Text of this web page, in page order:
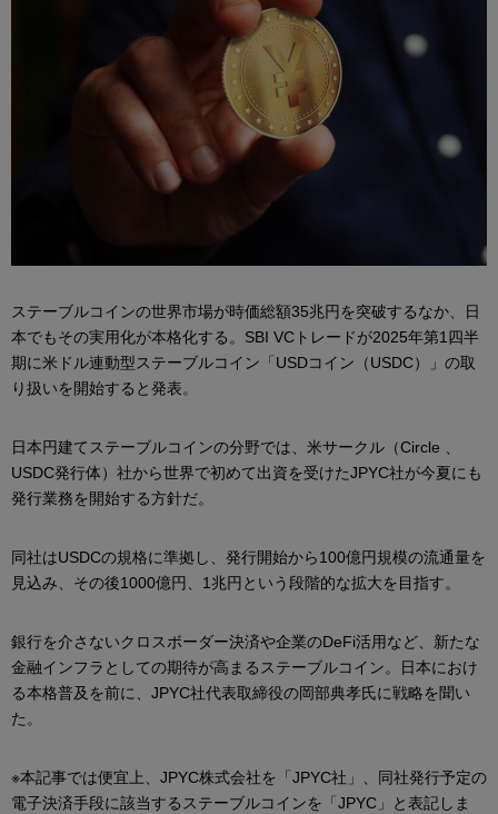
ステーブルコインの世界市場が時価総額35兆円を突破するなか、日
本でもその実用化が本格化する。SBI VCトレードが2025年第1四半
期に米ドル連動型ステーブルコイン「USDコイン（USDC）」の取
り扱いを開始すると発表。
日本円建てステーブルコインの分野では、米サークル（Circle 、
USDC発行体）社から世界で初めて出資を受けたJPYC社が今夏にも
発行業務を開始する方針だ。
同社はUSDCの規格に準拠し、発行開始から100億円規模の流通量を
見込み、その後1000億円、1兆円という段階的な拡大を目指す。
銀行を介さないクロスボーダー決済や企業のDeFi活用など、新たな
金融インフラとしての期待が高まるステーブルコイン。日本におけ
る本格普及を前に、JPYC社代表取締役の岡部典孝氏に戦略を聞い
た。
※本記事では便宜上、JPYC株式会社を「JPYC社」、同社発行予定の
電子決済手段に該当するステーブルコインを「JPYC」と表記しま